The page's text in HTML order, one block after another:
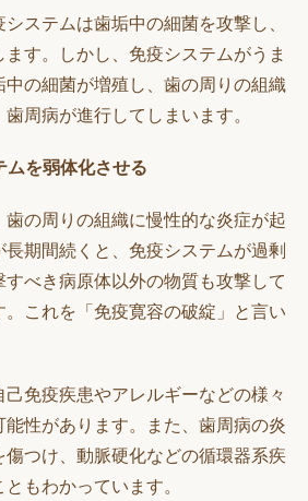
ステムは歯垢中の細菌を攻撃し、
す。しかし、免疫システムがうま
中の細菌が増殖し、歯の周りの組織
周病が進行してしまいます。
ムを弱体化させる
の周りの組織に慢性的な炎症が起
期間続くと、免疫システムが過剰
べき病原体以外の物質も攻撃して
。これを「免疫寛容の破綻」と言い
免疫疾患やアレルギーなどの様々
性があります。また、歯周病の炎
つけ、動脈硬化などの循環器系疾
もわかっています。